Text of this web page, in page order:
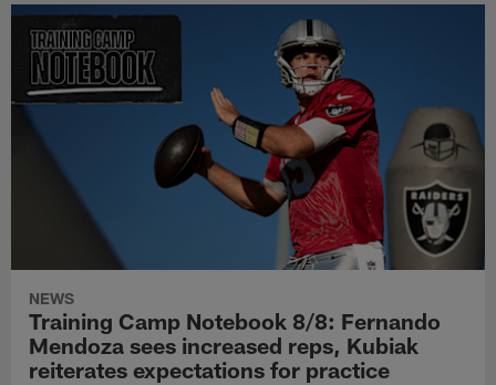
NEWS
Training Camp Notebook 8/8: Fernando
Mendoza sees increased reps, Kubiak
reiterates expectations for practice